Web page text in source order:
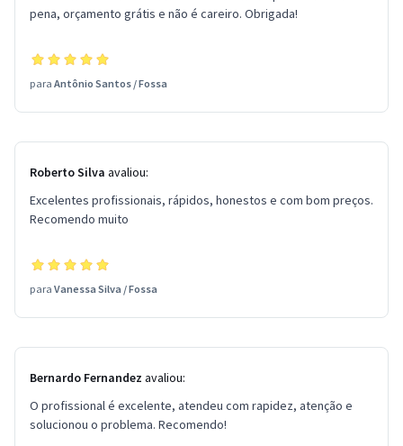
pena, orçamento grátis e não é careiro. Obrigada!
para Antônio Santos /Fossa
Roberto Silva avaliou:
Excelentes profissionais, rápidos, honestos e com bom preços.
Recomendo muito
para Vanessa Silva /Fossa
Bernardo Fernandez avaliou:
O profissional é excelente, atendeu com rapidez, atenção e
solucionou o problema. Recomendo!